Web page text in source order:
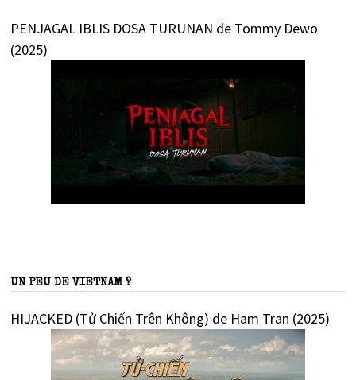
PENJAGAL IBLIS DOSA TURUNAN de Tommy Dewo
(2025)
UN PEU DE VIETNAM ?
HIJACKED (Tử Chiến Trên Không) de Ham Tran (2025)